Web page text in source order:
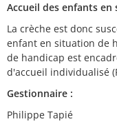
Accueil des enfants
La crèche est donc
enfant en situation de
de handicap est
d'accueil individualisé
Gestionnaire :
Philippe Tapié